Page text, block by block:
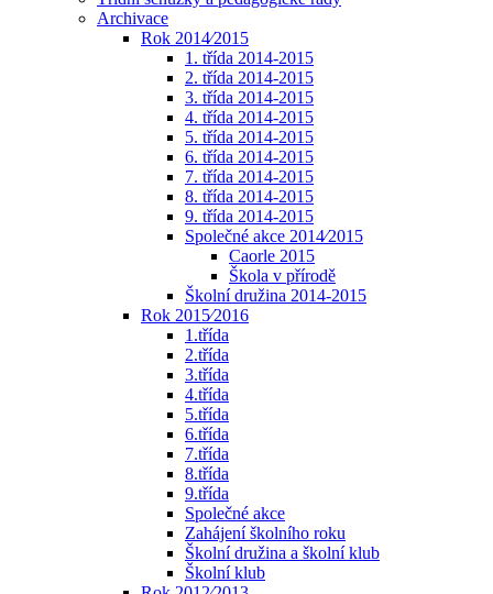
Archivace
Rok 2014⁄2015
1. třída 2014-2015
2. třída 2014-2015
3. třída 2014-2015
4. třída 2014-2015
5. třída 2014-2015
6. třída 2014-2015
7. třída 2014-2015
8. třída 2014-2015
9. třída 2014-2015
Společné akce 2014⁄2015
Caorle 2015
Škola v přírodě
Školní družina 2014-2015
Rok 2015⁄2016
1.třída
2.třída
3.třída
4.třída
5.třída
6.třída
7.třída
8.třída
9.třída
Společné akce
Zahájení školního roku
Školní družina a školní klub
Školní klub